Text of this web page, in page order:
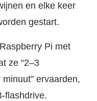
en elke keer
gestart.
Pi met
ze “2–3
ervaarden,
flashdrive.